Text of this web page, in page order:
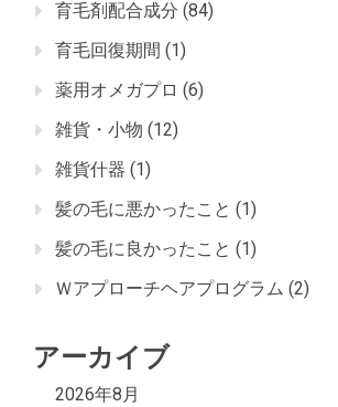
育毛剤配合成分 (84)
育毛回復期間 (1)
薬用オメガプロ (6)
雑貨・小物 (12)
雑貨什器 (1)
髪の毛に悪かったこと (1)
髪の毛に良かったこと (1)
Ｗアプローチヘアプログラム (2)
アーカイブ
2026年8月